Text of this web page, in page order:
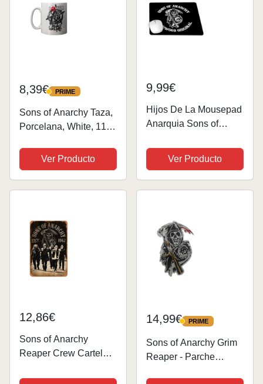
8,39€ PRIME
PRIME
Sons of Anarchy Taza,
Porcelana, White, 11
Ver Producto
9,99€
Hijos De La Mousepad
Anarquia Sons of
Samcro Redwood PC
Original Men of
Mayhem B
Ver Producto
12,86€
Sons of Anarchy
Reaper Crew Carteles
Cartel de chapa Retro
14,99€ PRIME
PRIME
Sons of Anarchy Grim
Reaper - Parche